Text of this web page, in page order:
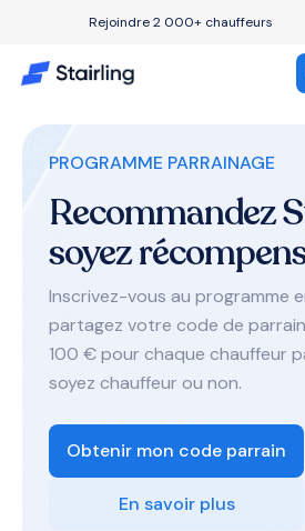
Rejoindre 2 000+ chauffeurs
PROGRAMME PARRAINAGE
Recommandez
soyez
Inscrivez-vous au programme
partagez votre code de
100 € pour chaque chauffeur
soyez chauffeur ou non.
Obtenir mon code parrain
En savoir plus